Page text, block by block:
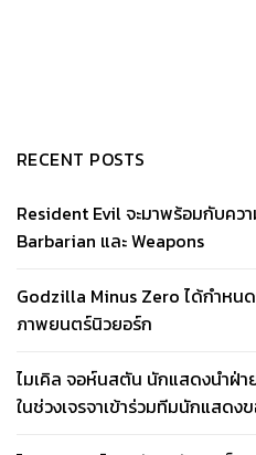
RECENT POSTS
Resident Evil จะมาพร้อมกับคว
Barbarian และ Weapons
Godzilla Minus Zero ได้กำหน
ภาพยนตร์นิวยอร์ก
ไมเคิล จอห์นสตัน นักแสดงนำฝ่า
ในช่วงเจรจาเข้าร่วมทีมนักแสดง